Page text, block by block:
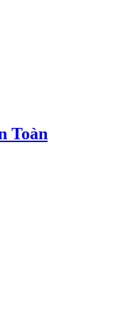
Toàn